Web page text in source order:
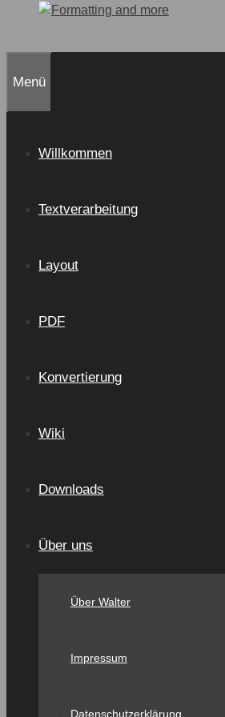
Menü
Willkommen
Textverarbeitung
Layout
PDF
Konvertierung
Wiki
Downloads
Über uns
Über Walter
Impressum
Datenschutzerklärung